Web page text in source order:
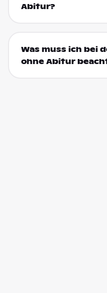
Abitur?
Was muss ich bei
ohne Abitur